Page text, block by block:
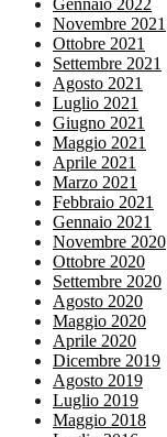
Gennaio 2022
Novembre 2021
Ottobre 2021
Settembre 2021
Agosto 2021
Luglio 2021
Giugno 2021
Maggio 2021
Aprile 2021
Marzo 2021
Febbraio 2021
Gennaio 2021
Novembre 2020
Ottobre 2020
Settembre 2020
Agosto 2020
Maggio 2020
Aprile 2020
Dicembre 2019
Agosto 2019
Luglio 2019
Maggio 2018